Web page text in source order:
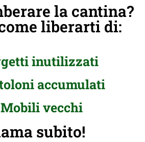
la cantina?
liberarti di:
inutilizzati
accumulati
Mobili vecchi
subito!